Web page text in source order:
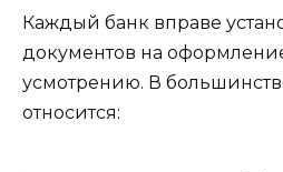
Каждый банк вправе
документов на
усмотрению. В
относится: